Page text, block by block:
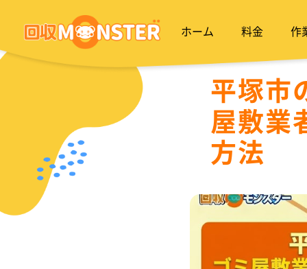
ホーム 料金 作
平塚市
屋敷業
方法